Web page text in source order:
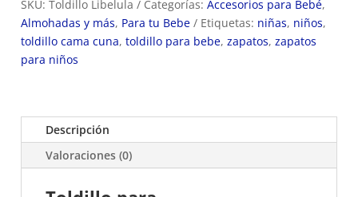
SKU: Toldillo Libelula Categorías: Accesorios para Bebé,
Almohadas y más, Para tu Bebe Etiquetas: niñas, niños,
toldillo cama cuna, toldillo para bebe, zapatos, zapatos
para niños
Descripción
Valoraciones (0)